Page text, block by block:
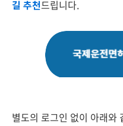
길 추천드립니다.
별도의 로그인 없이 아래와